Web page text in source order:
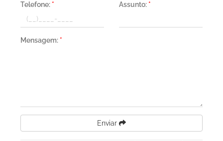
Telefone: * Assunto: *
Mensagem: *
Enviar